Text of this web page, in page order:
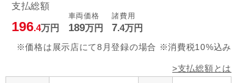
支払総額
196.4万円
車両価格
189万円
諸費用
7.4万円
※価格は展示店にて8月登録の場合 ※消費税10%込み
>支払総額とは